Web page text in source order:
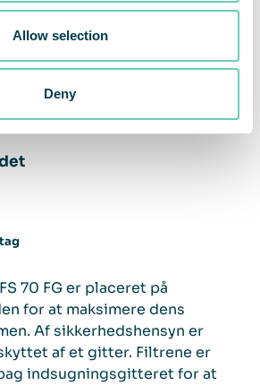
Allow selection
Deny
70 FG er placeret på
for at maksimere dens
Af sikkerhedshensyn er
af et gitter. Filtrene er
indsugningsgitteret for at